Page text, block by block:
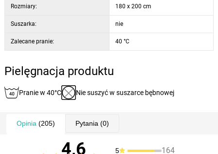
Rozmiary: 180 x 200 cm
Suszarka: nie
Zalecane pranie: 40 °C
Pielęgnacja produktu
Pranie w 40°C Nie suszyć w suszarce bębnowej
Opinia (205) Pytania (0)
4,6 5 164